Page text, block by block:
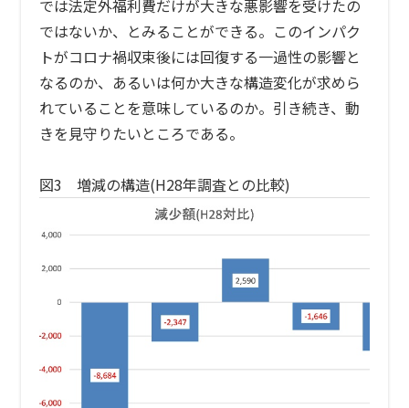
では法定外福利費だけが大きな悪影響を受けたの
ではないか、とみることができる。このインパク
トがコロナ禍収束後には回復する一過性の影響と
なるのか、あるいは何か大きな構造変化が求めら
れていることを意味しているのか。引き続き、動
きを見守りたいところである。
図3 増減の構造(H28年調査との比較)